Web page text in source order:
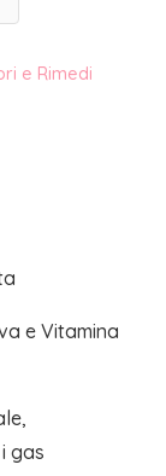
e Rimedi
e Vitamina
gas